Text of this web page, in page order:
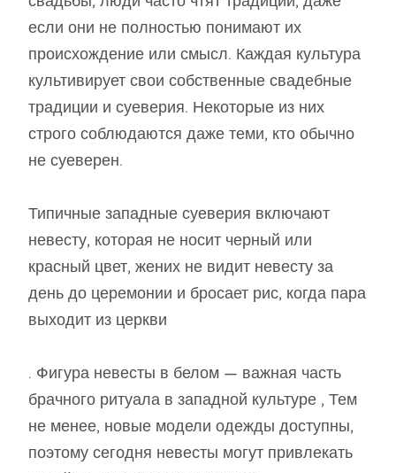
если они не полностью понимают их
происхождение или смысл. Каждая культура
культивирует свои собственные свадебные
традиции и суеверия. Некоторые из них
строго соблюдаются даже теми, кто обычно
не суеверен.
Типичные западные суеверия включают
невесту, которая не носит черный или
красный цвет, жених не видит невесту за
день до церемонии и бросает рис, когда пара
выходит из церкви
. Фигура невесты в белом — важная часть
брачного ритуала в западной культуре , Тем
не менее, новые модели одежды доступны,
поэтому сегодня невесты могут привлекать